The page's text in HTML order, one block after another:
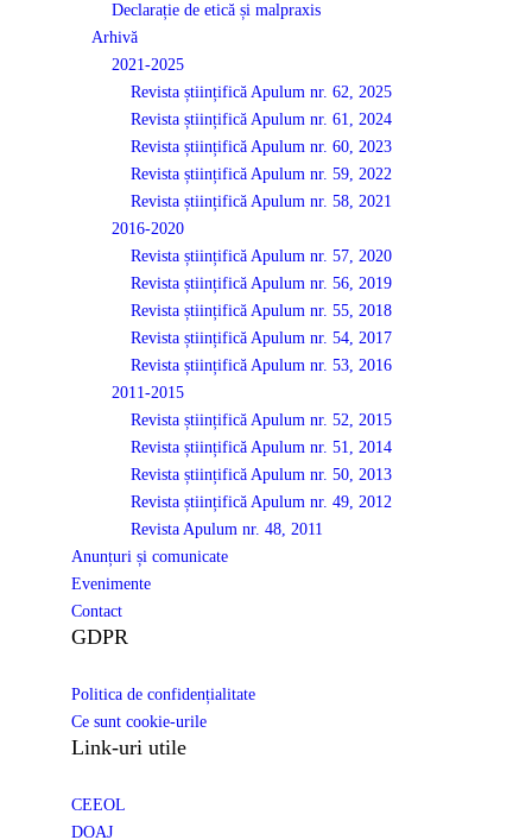
Declarație de etică și malpraxis
Arhivă
2021-2025
Revista științifică Apulum nr. 62, 2025
Revista științifică Apulum nr. 61, 2024
Revista științifică Apulum nr. 60, 2023
Revista științifică Apulum nr. 59, 2022
Revista științifică Apulum nr. 58, 2021
2016-2020
Revista științifică Apulum nr. 57, 2020
Revista științifică Apulum nr. 56, 2019
Revista științifică Apulum nr. 55, 2018
Revista științifică Apulum nr. 54, 2017
Revista științifică Apulum nr. 53, 2016
2011-2015
Revista științifică Apulum nr. 52, 2015
Revista științifică Apulum nr. 51, 2014
Revista științifică Apulum nr. 50, 2013
Revista științifică Apulum nr. 49, 2012
Revista Apulum nr. 48, 2011
Anunțuri și comunicate
Evenimente
Contact
GDPR
Politica de confidențialitate
Ce sunt cookie-urile
Link-uri utile
CEEOL
DOAJ